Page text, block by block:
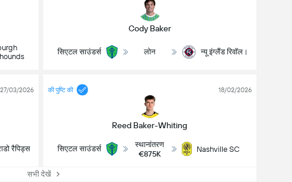
Cody Baker
सिएटल साउंडर्स लोन न्यू इंग्लैंड रिवॉल।
27/03/2026
रैपिड्स
की पुष्टि की
Reed Baker-Whiting
18/02/2026
सिएटल साउंडर्स
स्थानांतरण
€875K
Nashville SC
सभी देखें